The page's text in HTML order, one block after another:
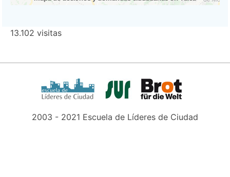
13.102 visitas
2003 - 2021 Escuela de Líderes de Ciudad